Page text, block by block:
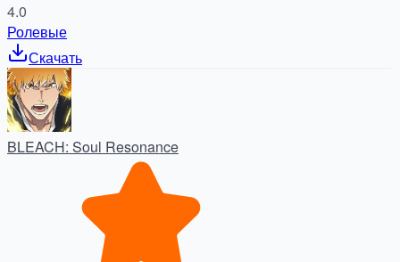
4.0
Ролевые
Скачать
BLEACH: Soul Resonance